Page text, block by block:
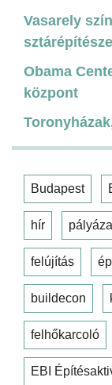
Vasarely
Obama
központ
Budapest
hír
felújítás
buildecon
felhőkarcoló
EBI